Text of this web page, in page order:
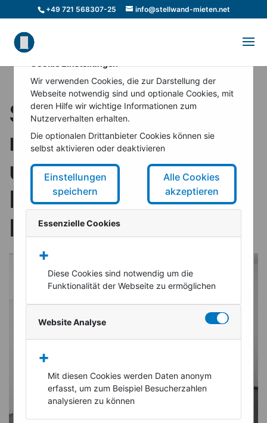
Wir verwenden Cookies, die zur Darstellung der
Webseite notwendig sind und optionale Cookies, mit
deren Hilfe wir wichtige Informationen zum
Nutzerverhalten erhalten.
Die optionalen Drittanbieter Cookies können sie
selbst aktivieren oder deaktivieren
Einstellungen
speichern
Alle Cookies
akzeptieren
Essenzielle Cookies
+
Diese Cookies sind notwendig um die
Funktionalität der Webseite zu ermöglichen
Website Analyse
+
Mit diesen Cookies werden Daten anonym
erfasst, um zum Beispiel Besucherzahlen
analysieren zu können
+49 721 568307-25 info@stellwand-mieten.net
Sichtschutzwände
mieten: Privatsphäre
und Struktur für Ihr
Event oder
Ladenumbau